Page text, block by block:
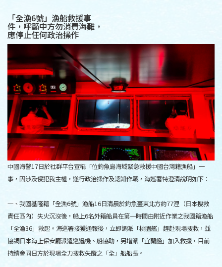
「全漁6號」漁船救援事
件，呼籲中方勿消費海難，
應停止任何政治操作
中國海警17日於社群平台宣稱「位釣魚島海域緊急救援中國台灣籍漁船」一
事，因涉及侵犯我主權，遂行政治操作及認知作戰，海巡署特澄清說明如下：
一、我國基隆籍「全漁6號」漁船16日清晨於釣魚臺東北方約77浬（日本搜救
責任區內）失火沉沒後，船上6名外籍船員在第一時間由附近作業之我國籍漁船
「全漁36」救起。海巡署接獲通報後，立即調派「桃園艦」趕赴現場搜救，並
協調日本海上保安廳派遣巡邏機、船協助，另增派「宜蘭艦」加入救援，目前
持續會同日方於現場全力搜救失蹤之「全」船船長。